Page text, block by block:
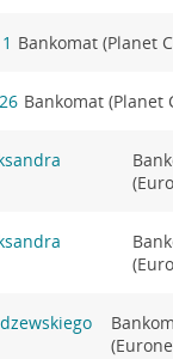
Bankomat (Planet
Bankomat (Planet